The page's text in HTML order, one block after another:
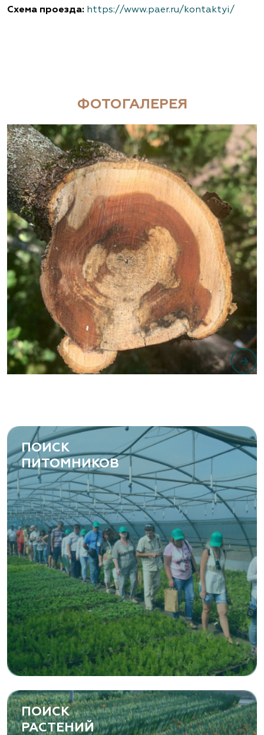
Схема проезда: https://www.paer.ru/kontaktyi/
ФОТОГАЛЕРЕЯ
ПОИСК
ПИТОМНИКОВ
ПОИСК
РАСТЕНИЙ